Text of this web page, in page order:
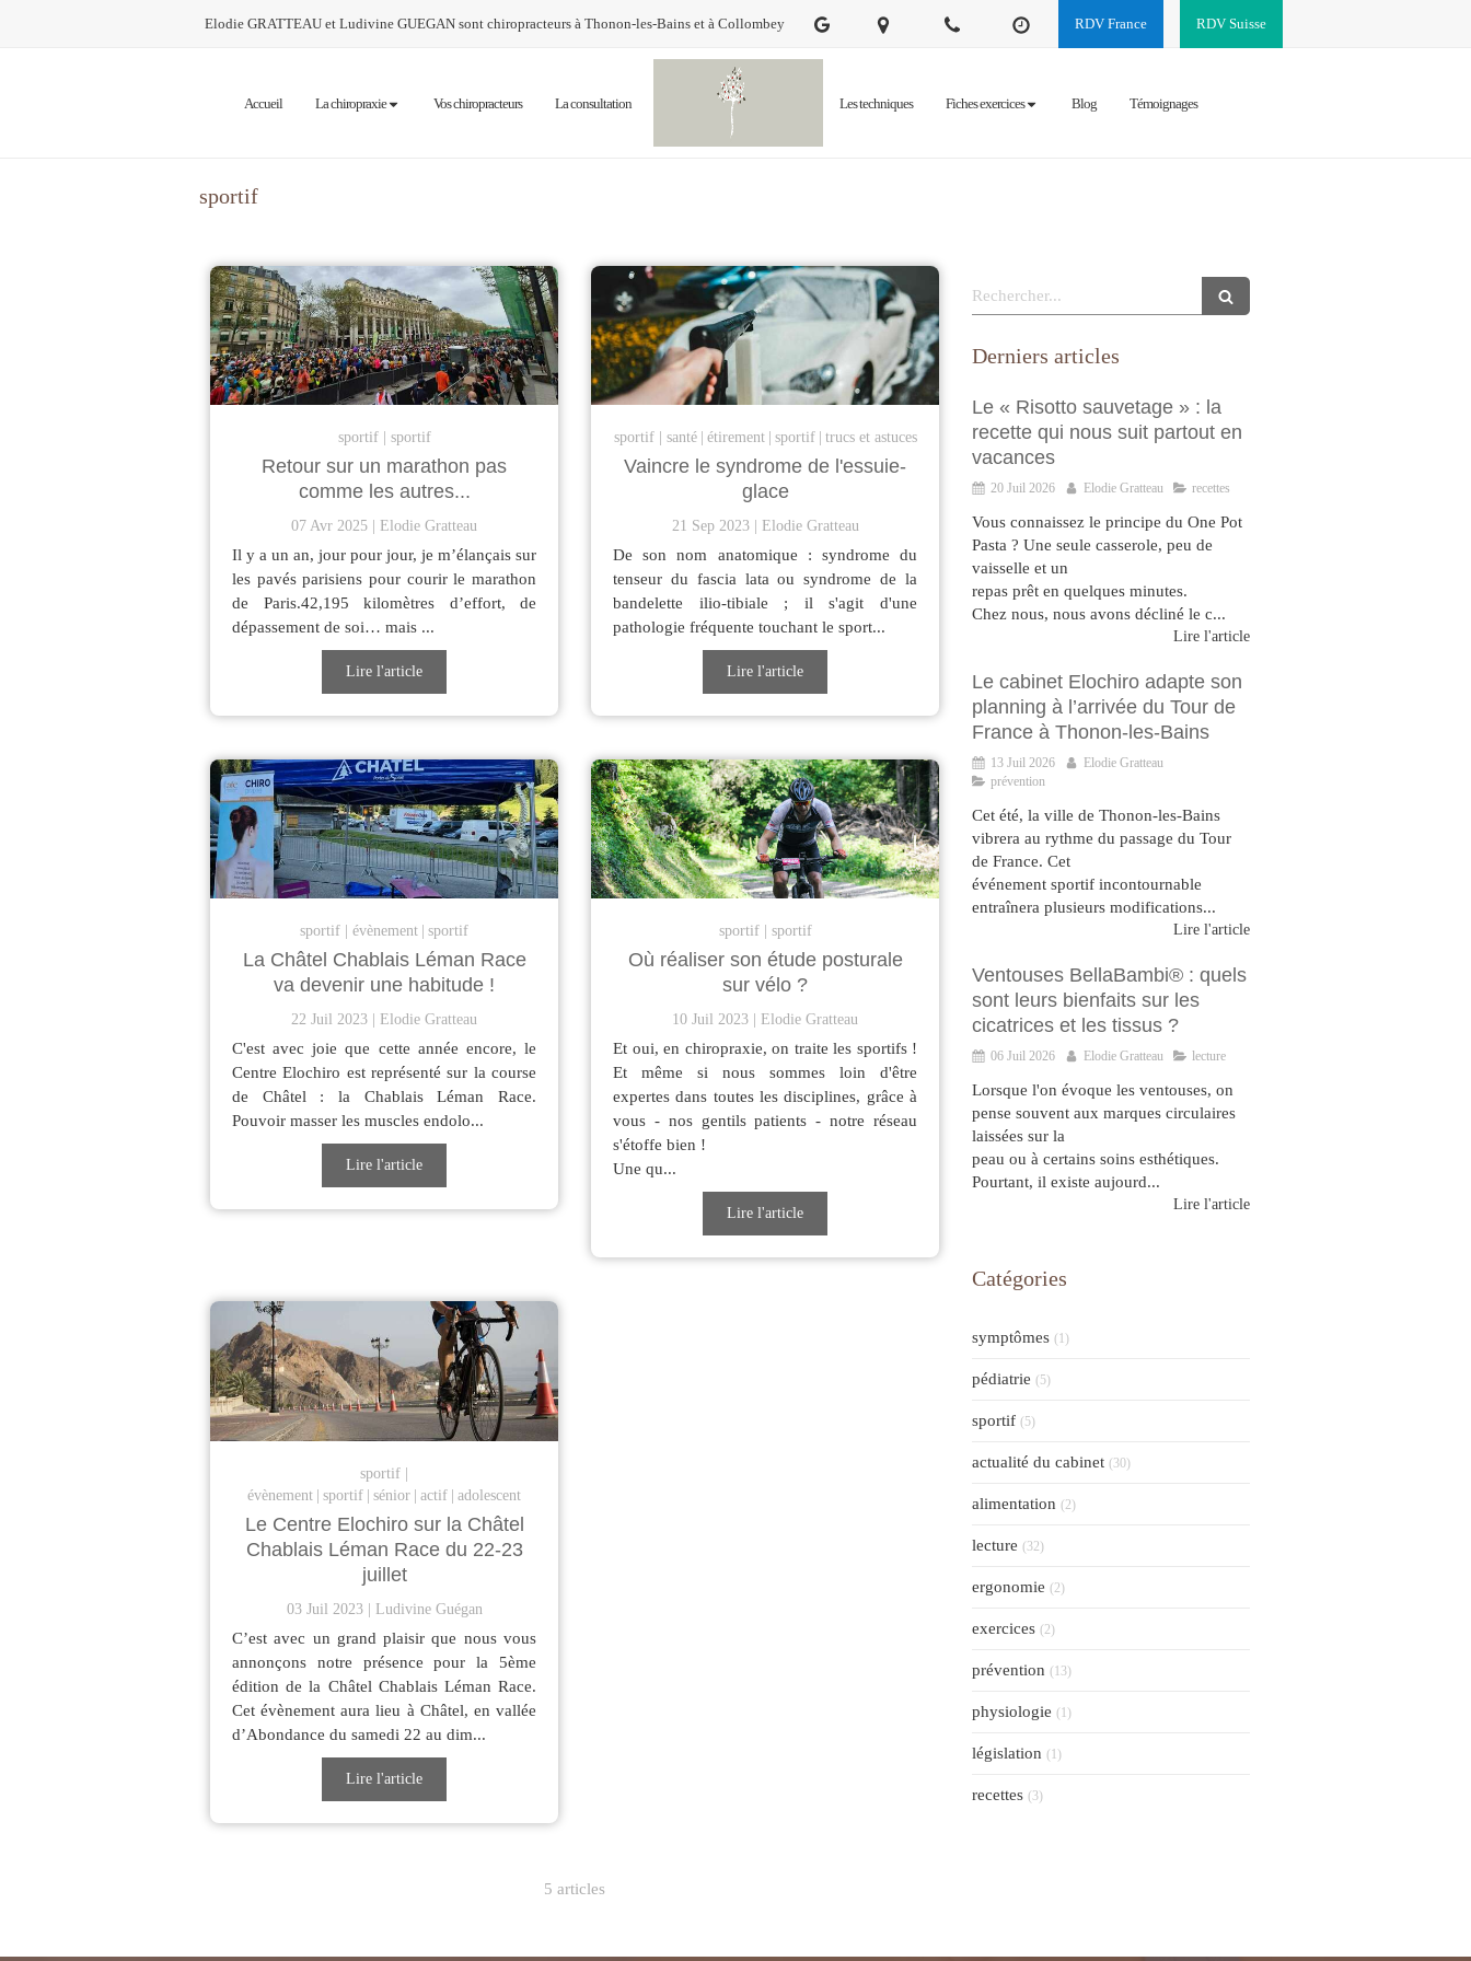
Elodie GRATTEAU et Ludivine GUEGAN sont chiropracteurs à Thonon-les-Bains et à Collombey RDV Suisse
RDV France
Accueil La chiropraxie Vos chiropracteurs La consultation Les techniques Fiches exercices Blog Témoignages
sportif
sportif sportif
Retour sur un marathon pas
comme les autres...
07 Avr 2025 Elodie Gratteau
Il y a un an, jour pour jour, je m’élançais sur
les pavés parisiens pour courir le marathon
de Paris.42,195 kilomètres d’effort, de
dépassement de soi… mais ...
Lire l'article
sportif santé étirement sportif trucs et astuces
Vaincre le syndrome de l'essuie-
glace
21 Sep 2023 Elodie Gratteau
De son nom anatomique : syndrome du
tenseur du fascia lata ou syndrome de la
bandelette ilio-tibiale ; il s'agit d'une
pathologie fréquente touchant le sport...
Lire l'article
sportif évènement sportif
La Châtel Chablais Léman Race
va devenir une habitude !
22 Juil 2023 Elodie Gratteau
C'est avec joie que cette année encore, le
Centre Elochiro est représenté sur la course
de Châtel : la Chablais Léman Race.
Pouvoir masser les muscles endolo...
Lire l'article
sportif sportif
Où réaliser son étude posturale
sur vélo ?
10 Juil 2023 Elodie Gratteau
Et oui, en chiropraxie, on traite les sportifs !
Et même si nous sommes loin d'être
expertes dans toutes les disciplines, grâce à
vous - nos gentils patients - notre réseau
s'étoffe bien !
Une qu...
Lire l'article
sportif
évènement sportif sénior actif adolescent
Le Centre Elochiro sur la Châtel
Chablais Léman Race du 22-23
juillet
03 Juil 2023 Ludivine Guégan
C’est avec un grand plaisir que nous vous
annonçons notre présence pour la 5ème
édition de la Châtel Chablais Léman Race.
Cet évènement aura lieu à Châtel, en vallée
d’Abondance du samedi 22 au dim...
Lire l'article
5 articles
Rechercher
Derniers articles
Le « Risotto sauvetage » : la
recette qui nous suit partout en
vacances
20 Juil 2026 Elodie Gratteau recettes
Vous connaissez le principe du One Pot
Pasta ? Une seule casserole, peu de
vaisselle et un
repas prêt en quelques minutes.
Chez nous, nous avons décliné le c...
Lire l'article
Le cabinet Elochiro adapte son
planning à l’arrivée du Tour de
France à Thonon-les-Bains
13 Juil 2026
Elodie Gratteau
prévention
Cet été, la ville de Thonon-les-Bains
vibrera au rythme du passage du Tour
de France. Cet
événement sportif incontournable
entraînera plusieurs modifications...
Lire l'article
Ventouses BellaBambi® : quels
sont leurs bienfaits sur les
cicatrices et les tissus ?
06 Juil 2026 Elodie Gratteau lecture
Lorsque l'on évoque les ventouses, on
pense souvent aux marques circulaires
laissées sur la
peau ou à certains soins esthétiques.
Pourtant, il existe aujourd...
Lire l'article
Catégories
symptômes (1)
pédiatrie (5)
sportif (5)
actualité du cabinet (30)
alimentation (2)
lecture (32)
ergonomie (2)
exercices (2)
prévention (13)
physiologie (1)
législation (1)
recettes (3)